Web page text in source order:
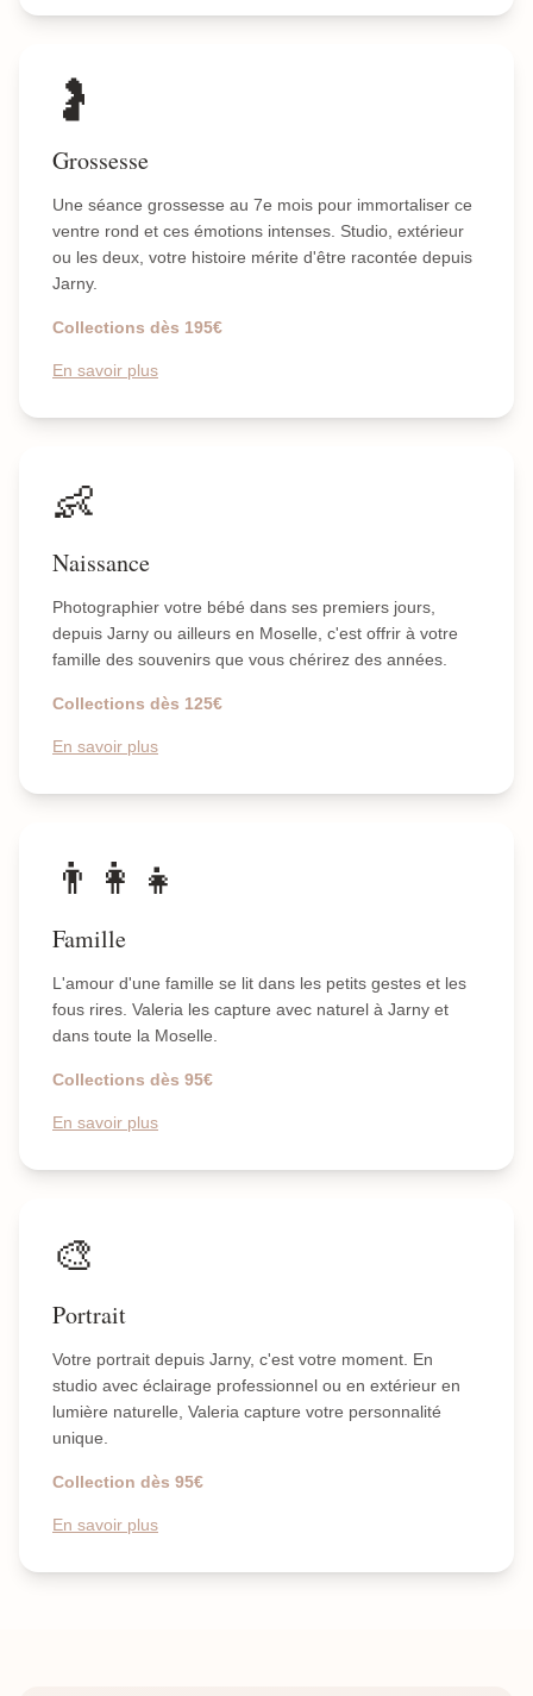
🤰
Grossesse
Une séance grossesse au 7e mois pour immortaliser ce
ventre rond et ces émotions intenses. Studio, extérieur
ou les deux, votre histoire mérite d'être racontée depuis
Jarny.
Collections dès 195€
En savoir plus
👶
Naissance
Photographier votre bébé dans ses premiers jours,
depuis Jarny ou ailleurs en Moselle, c'est offrir à votre
famille des souvenirs que vous chérirez des années.
Collections dès 125€
En savoir plus
👨‍👩‍👧
Famille
L'amour d'une famille se lit dans les petits gestes et les
fous rires. Valeria les capture avec naturel à Jarny et
dans toute la Moselle.
Collections dès 95€
En savoir plus
🎨
Portrait
Votre portrait depuis Jarny, c'est votre moment. En
studio avec éclairage professionnel ou en extérieur en
lumière naturelle, Valeria capture votre personnalité
unique.
Collection dès 95€
En savoir plus